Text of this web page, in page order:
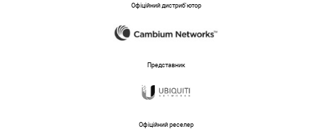
Офіційний дистриб'ютор
Представник
Офіційний реселер